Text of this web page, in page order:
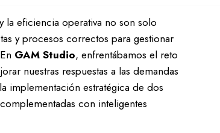
la eficiencia operativa no son solo
y procesos correctos para gestionar
GAM Studio, enfrentábamos el reto
nuestras respuestas a las demandas
implementación estratégica de dos
con inteligentes